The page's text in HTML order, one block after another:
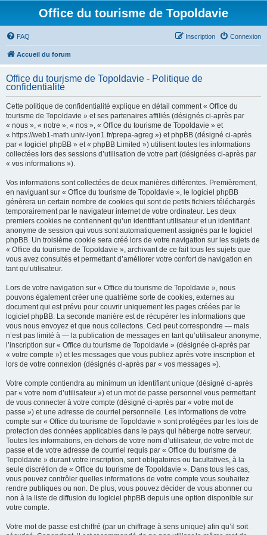
Office du tourisme de Topoldavie
FAQ Connexion
Inscription
Accueil du forum
Office du tourisme de Topoldavie - Politique de
confidentialité
Cette politique de confidentialité explique en détail comment « Office du
tourisme de Topoldavie » et ses partenaires affiliés (désignés ci-après par
« nous », « notre », « nos », « Office du tourisme de Topoldavie » et
« https://web1-math.univ-lyon1.fr/prepa-agreg ») et phpBB (désigné ci-après
par « logiciel phpBB » et « phpBB Limited ») utilisent toutes les informations
collectées lors des sessions d’utilisation de votre part (désignées ci-après par
« vos informations »).
Vos informations sont collectées de deux manières différentes. Premièrement,
en naviguant sur « Office du tourisme de Topoldavie », le logiciel phpBB
génèrera un certain nombre de cookies qui sont de petits fichiers téléchargés
temporairement par le navigateur internet de votre ordinateur. Les deux
premiers cookies ne contiennent qu’un identifiant utilisateur et un identifiant
anonyme de session qui vous sont automatiquement assignés par le logiciel
phpBB. Un troisième cookie sera créé lors de votre navigation sur les sujets de
« Office du tourisme de Topoldavie », archivant de ce fait tous les sujets que
vous avez consultés et permettant d’améliorer votre confort de navigation en
tant qu’utilisateur.
Lors de votre navigation sur « Office du tourisme de Topoldavie », nous
pouvons également créer une quatrième sorte de cookies, externes au
document qui est prévu pour couvrir uniquement les pages créées par le
logiciel phpBB. La seconde manière est de récupérer les informations que
vous nous envoyez et que nous collectons. Ceci peut correspondre — mais
n’est pas limité à — la publication de messages en tant qu’utilisateur anonyme,
l’inscription sur « Office du tourisme de Topoldavie » (désignée ci-après par
« votre compte ») et les messages que vous publiez après votre inscription et
lors de votre connexion (désignés ci-après par « vos messages »).
Votre compte contiendra au minimum un identifiant unique (désigné ci-après
par « votre nom d’utilisateur ») et un mot de passe personnel vous permettant
de vous connecter à votre compte (désigné ci-après par « votre mot de
passe ») et une adresse de courriel personnelle. Les informations de votre
compte sur « Office du tourisme de Topoldavie » sont protégées par les lois de
protection des données applicables dans le pays qui héberge notre serveur.
Toutes les informations, en-dehors de votre nom d’utilisateur, de votre mot de
passe et de votre adresse de courriel requis par « Office du tourisme de
Topoldavie » durant votre inscription, sont obligatoires ou facultatives, à la
seule discrétion de « Office du tourisme de Topoldavie ». Dans tous les cas,
vous pouvez contrôler quelles informations de votre compte vous souhaitez
rendre publiques ou non. De plus, vous pouvez décider de vous abonner ou
non à la liste de diffusion du logiciel phpBB depuis une option disponible sur
votre compte.
Votre mot de passe est chiffré (par un chiffrage à sens unique) afin qu’il soit